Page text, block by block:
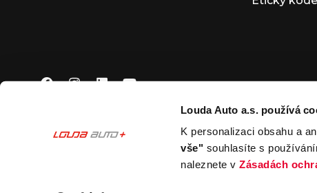
Louda Auto a.s. používá
K personalizaci obsahu a
vše" souhlasíte s
naleznete vZásadách
© 2026 Louda Auto a.s. Všechna práva vyhrazena
This site is protected by reCAPTCHA and the Google